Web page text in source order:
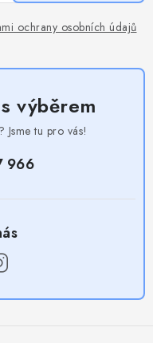
ochrany osobních údajů
výběrem
Jsme tu pro vás!
966